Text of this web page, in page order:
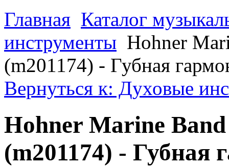
Главная Каталог
инструменты Hohner
(m201174) - Губная
Вернуться к: Духовые
Hohner Marine
(m201174) - Губная